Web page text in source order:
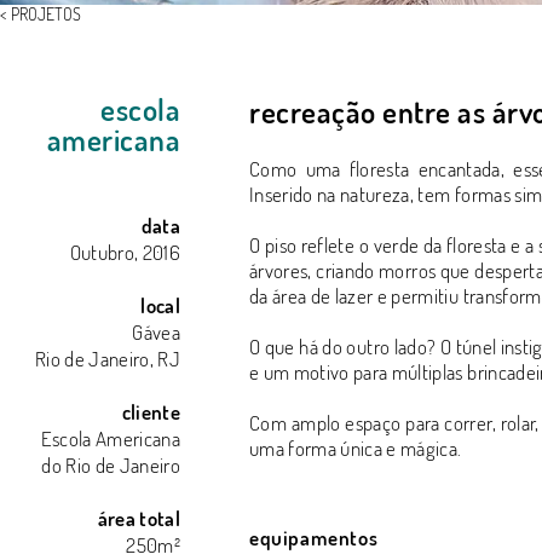
< PROJETOS
escola
americana
data
Outubro, 2016
local
Gávea
Rio de Janeiro, RJ
cliente
Escola Americana
do Rio de Janeiro
área total
250m²
recreação entre as
Como uma floresta encantada,
Inserido na natureza, tem formas
O piso reflete o verde da floresta e
árvores, criando morros que
da área de lazer e permitiu
O que há do outro lado? O túnel
e um motivo para múltiplas
Com amplo espaço para correr,
uma forma única e mágica.
equipamentos